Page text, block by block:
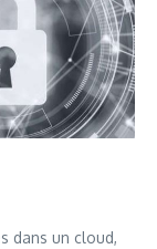
dans un cloud,